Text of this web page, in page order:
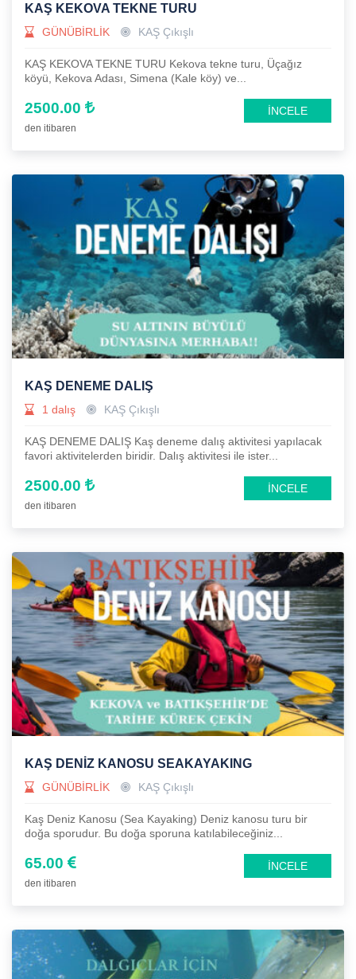
KAŞ KEKOVA TEKNE TURU
GÜNÜBİRLİK KAŞ Çıkışlı
KAŞ KEKOVA TEKNE TURU Kekova tekne turu, Üçağız
köyü, Kekova Adası, Simena (Kale köy) ve...
2500.00
den itibaren
İNCELE
KAŞ DENEME DALIŞ
1 dalış KAŞ Çıkışlı
KAŞ DENEME DALIŞ Kaş deneme dalış aktivitesi yapılacak
favori aktivitelerden biridir. Dalış aktivitesi ile ister...
2500.00
den itibaren
İNCELE
KAŞ DENİZ KANOSU SEAKAYAKING
GÜNÜBİRLİK KAŞ Çıkışlı
Kaş Deniz Kanosu (Sea Kayaking) Deniz kanosu turu bir
doğa sporudur. Bu doğa sporuna katılabileceğiniz...
65.00
den itibaren
İNCELE